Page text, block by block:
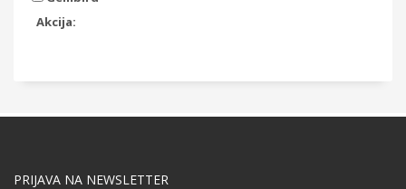
Akcija:
PRIJAVA NA NEWSLETTER